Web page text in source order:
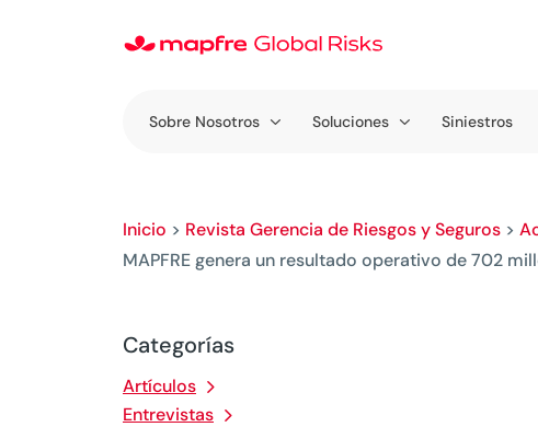
Sobre Nosotros Soluciones Siniestros
Inicio > Revista Gerencia de Riesgos y Seguros >
MAPFRE genera un resultado operativo de 702
Categorías
Artículos
Entrevistas